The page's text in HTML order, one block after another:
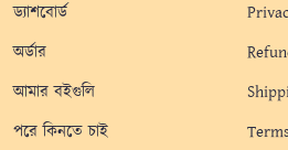
ড্যাশবোর্ড
অর্ডার
আমার বইগুলি
পরে কিনতে চাই